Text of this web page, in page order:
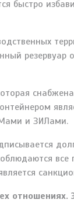
быстро
и ЗИЛами.
отношениях.